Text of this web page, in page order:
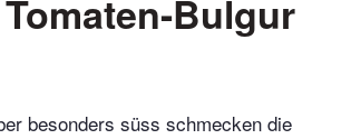
Bulgur
besonders süss schmecken die